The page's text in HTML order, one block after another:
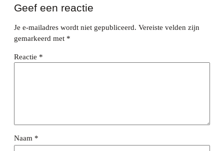
Geef een reactie
Je e-mailadres wordt niet gepubliceerd. Vereiste velden zijn
gemarkeerd met *
Reactie *
Naam *